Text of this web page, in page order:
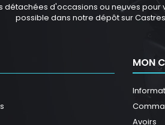
détachées d'occasions ou neuves
possible dans notre dépôt sur
MON
Avoirs